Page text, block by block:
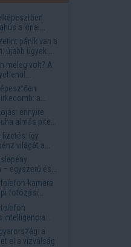
a kínai
pánik van a
újabb ügyek
meleg volt? A
nyári
a
ennyire
almás pite
így
világát a
és a
– egyszerű és
kamera
fotózási
intelligencia
az életet
a
el a vízválság